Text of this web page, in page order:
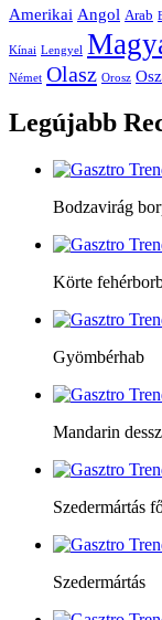
Amerikai Angol Arab
Kínai Lengyel
Német Olasz Orosz
Legújabb
Bodzavirág
Körte
Gyömbérhab
Mandarin
Szedermártás
Szedermártás